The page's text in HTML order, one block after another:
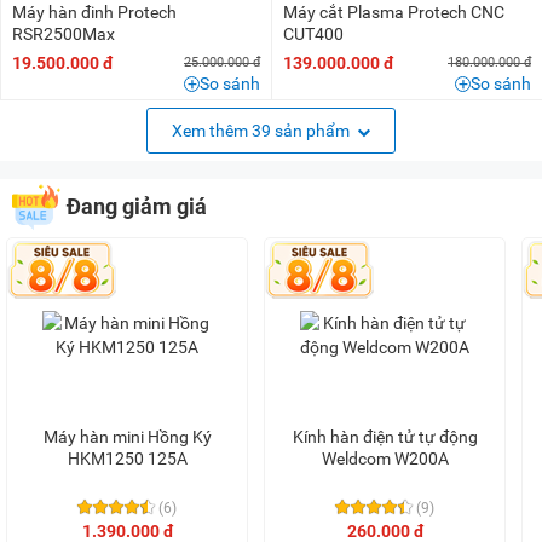
Máy hàn đinh Protech
RSR2500Max
19.500.000 đ
25.000.000 đ
So sánh
Máy cắt Plasma Protech CNC
CUT400
139.000.000 đ
180.000.000 đ
So sánh
Xem thêm 39 sản phẩm
Đang giảm giá
Máy hàn mini Hồng Ký
HKM1250 125A
(6)
1.390.000 đ
Kính hàn điện tử tự động
Weldcom W200A
(9)
260.000 đ